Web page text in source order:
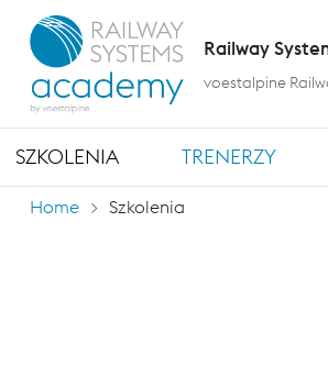
SZKOLENIA TRENERZY
Railway
voestalpine
Home Szkolenia